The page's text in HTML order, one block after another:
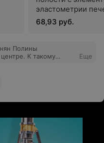
эластометрии
дуплексным
печени и
68,93 руб.
Полины
К такому
находит
Еще